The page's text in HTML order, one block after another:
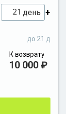
день +
до 21 д
К возврату
10 000 ₽